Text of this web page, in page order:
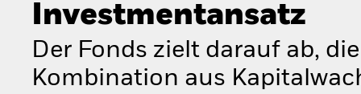
Investmentansatz
Der Fonds zielt darauf ab,
Kombination aus